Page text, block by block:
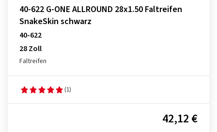
40-622 G-ONE ALLROUND 28x1.50 Faltreifen
SnakeSkin schwarz
40-622
28 Zoll
Faltreifen
(1)
42,12 €